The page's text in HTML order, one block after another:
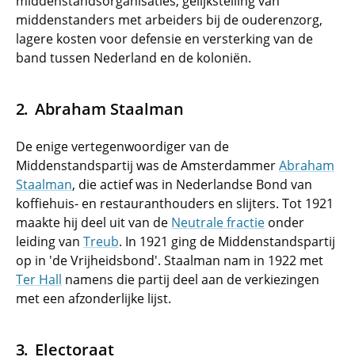
middenstanders met arbeiders bij de ouderenzorg,
lagere kosten voor defensie en versterking van de
band tussen Nederland en de koloniën.
Abraham Staalman
De enige vertegenwoordiger van de
Middenstandspartij was de AmsterdammerAbraham
Staalman, die actief was in Nederlandse Bond van
koffiehuis- en restauranthouders en slijters. Tot 1921
maakte hij deel uit van de Neutrale fractie onder
leiding van Treub. In 1921 ging de Middenstandspartij
op in 'de Vrijheidsbond'. Staalman nam in 1922 met
Ter Hall namens die partij deel aan de verkiezingen
met een afzonderlijke lijst.
Electoraat